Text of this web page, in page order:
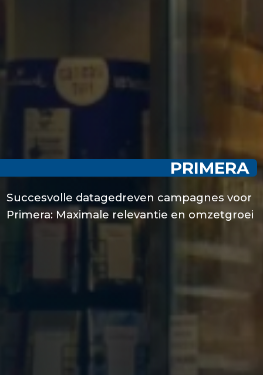
PRIMERA
Succesvolle datagedreven campagnes voor
Primera: Maximale relevantie en omzetgroei